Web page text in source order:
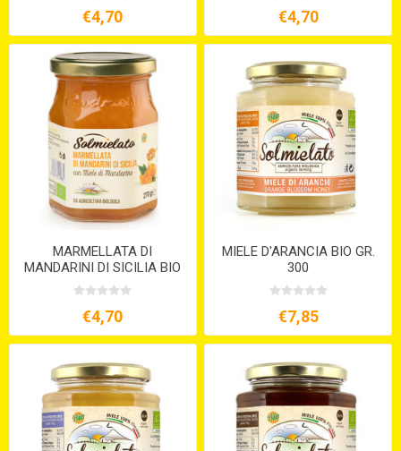
€4,70 €4,70
MARMELLATA DI
MANDARINI DI SICILIA BIO
€4,70
MIELE D'ARANCIA BIO GR.
300
€7,85